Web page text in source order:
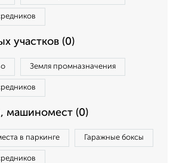
участков (0)
Земля промназначения
машиномест (0)
в паркинге Гаражные боксы